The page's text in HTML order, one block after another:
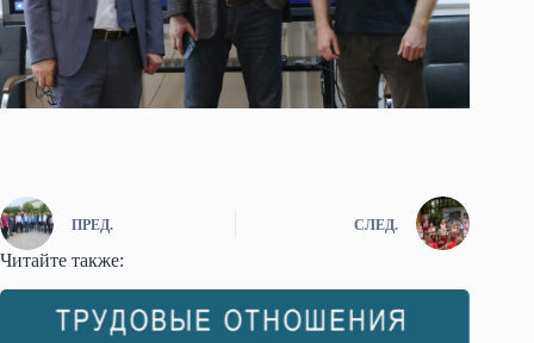
ПРЕД. СЛЕД.
Читайте также: